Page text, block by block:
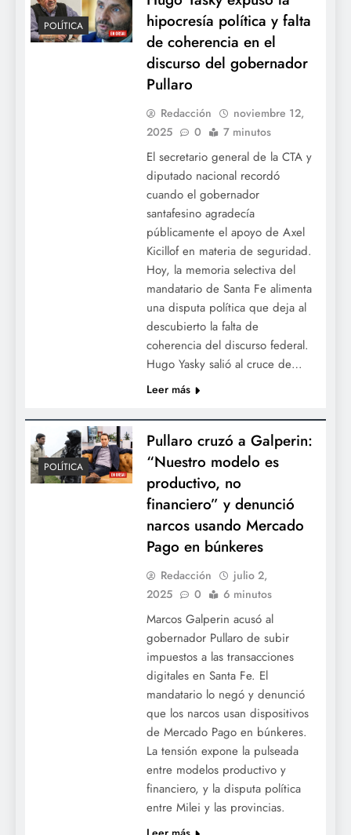
POLÍTICA
hipocresía política y falta
de coherencia en el
discurso del gobernador
Pullaro
Redacción
noviembre 12,
2025
0 7 minutos
El secretario general de la CTA y
diputado nacional recordó
cuando el gobernador
santafesino agradecía
públicamente el apoyo de Axel
Kicillof en materia de seguridad.
Hoy, la memoria selectiva del
mandatario de Santa Fe alimenta
una disputa política que deja al
descubierto la falta de
coherencia del discurso federal.
Hugo Yasky salió al cruce de…
Leer más
POLÍTICA
Pullaro cruzó a Galperin:
“Nuestro modelo es
productivo, no
financiero” y denunció
narcos usando Mercado
Pago en búnkeres
Redacción
julio 2,
2025
0 6 minutos
Marcos Galperin acusó al
gobernador Pullaro de subir
impuestos a las transacciones
digitales en Santa Fe. El
mandatario lo negó y denunció
que los narcos usan dispositivos
de Mercado Pago en búnkeres.
La tensión expone la pulseada
entre modelos productivo y
financiero, y la disputa política
entre Milei y las provincias.